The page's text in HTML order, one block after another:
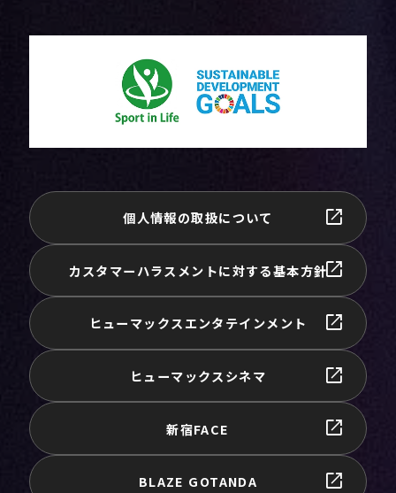
個人情報の取扱について
カスタマーハラスメントに対する基本方針
ヒューマックスエンタテインメント
ヒューマックスシネマ
新宿FACE
BLAZE GOTANDA